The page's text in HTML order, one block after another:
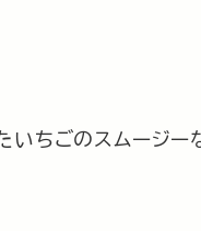
いちごのスムージー